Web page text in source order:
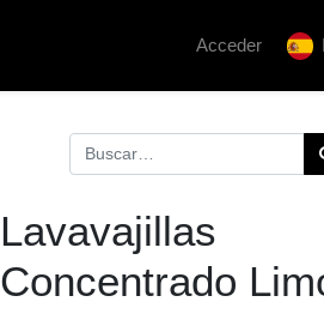
Acceder
Lavavajillas
Concentrado